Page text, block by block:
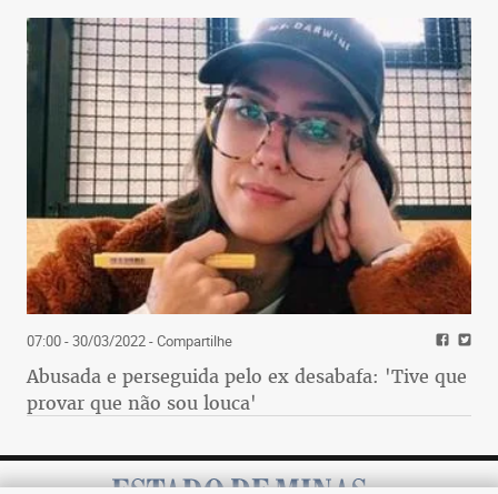
07:00 - 30/03/2022- Compartilhe
Abusada e perseguida pelo ex desabafa: 'Tive que
provar que não sou louca'